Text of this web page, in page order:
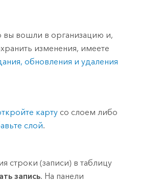
вы вошли в организацию и,
изменения, имеете
обновления и удаления
картусо слоем либо
слой.
строки (записи) в таблицу
запись. На панели